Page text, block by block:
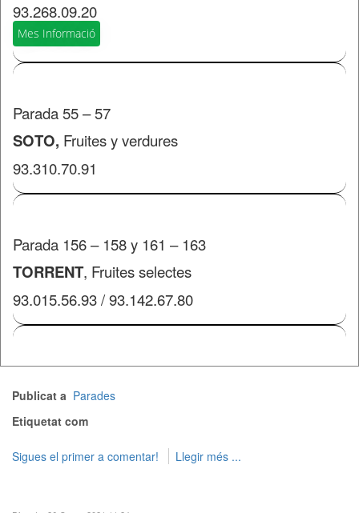
93.268.09.20
Mes Informació
Parada 55 – 57
SOTO, Fruites y verdures
93.310.70.91
​Parada 156 – 158 y 161 – 163
TORRENT, Fruites selectes
93.015.56.93 / 93.142.67.80
Publicat a Parades
Etiquetat com
Sigues el primer a comentar! Llegir més ...